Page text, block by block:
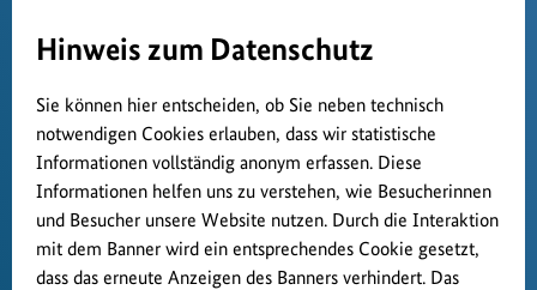
Hinweis zum Datenschutz
Sie können hier entscheiden, ob Sie neben technisch
notwendigen Cookies erlauben, dass wir statistische
Informationen vollständig anonym erfassen. Diese
Informationen helfen uns zu verstehen, wie Besucherinnen
und Besucher unsere Website nutzen. Durch die Interaktion
mit dem Banner wird ein entsprechendes Cookie gesetzt,
dass das erneute Anzeigen des Banners verhindert. Das